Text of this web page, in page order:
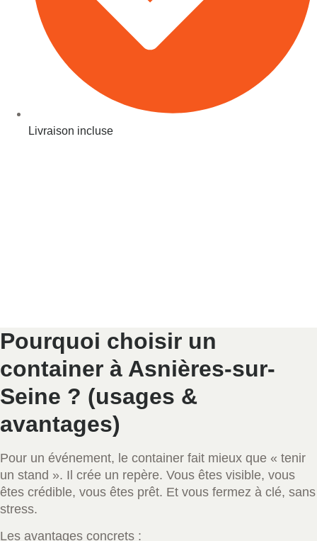
Livraison incluse
Pourquoi choisir un
container à Asnières-sur-
Seine ? (usages &
avantages)
Pour un événement, le container fait mieux que « tenir
un stand ». Il crée un repère. Vous êtes visible, vous
êtes crédible, vous êtes prêt. Et vous fermez à clé, sans
stress.
Les avantages concrets :